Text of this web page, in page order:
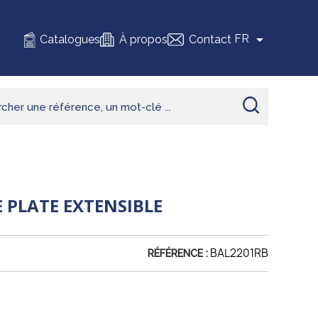
Catalogues À propos Contact FR 
PLATE EXTENSIBLE
RÉFÉRENCE : BAL2201RB